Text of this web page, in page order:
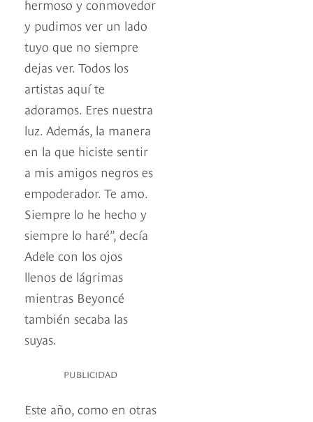
hermoso y conmovedor
y pudimos ver un lado
tuyo que no siempre
dejas ver. Todos los
artistas aquí te
adoramos. Eres nuestra
luz. Además, la manera
en la que hiciste sentir
a mis amigos negros es
empoderador. Te amo.
Siempre lo he hecho y
siempre lo haré”, decía
Adele con los ojos
llenos de lágrimas
mientras Beyoncé
también secaba las
suyas.
PUBLICIDAD
Este año, como en otras